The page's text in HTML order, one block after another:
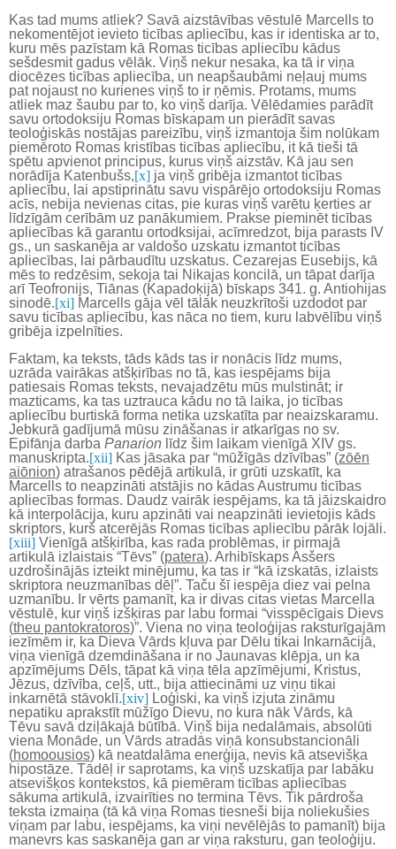
Kas tad mums atliek? Savā aizstāvības vēstulē Marcells to
nekomentējot ievieto ticības apliecību, kas ir identiska ar to,
kuru mēs pazīstam kā Romas ticības apliecību kādus
sešdesmit gadus vēlāk. Viņš nekur nesaka, ka tā ir viņa
diocēzes ticības apliecība, un neapšaubāmi neļauj mums
pat nojaust no kurienes viņš to ir ņēmis. Protams, mums
atliek maz šaubu par to, ko viņš darīja. Vēlēdamies parādīt
savu ortodoksiju Romas bīskapam un pierādīt savas
teoloģiskās nostājas pareizību, viņš izmantoja šim nolūkam
piemēroto Romas kristības ticības apliecību, it kā tieši tā
spētu apvienot principus, kurus viņš aizstāv. Kā jau sen
norādīja Katenbušs,[x] ja viņš gribēja izmantot ticības
apliecību, lai apstiprinātu savu vispārējo ortodoksiju Romas
acīs, nebija nevienas citas, pie kuras viņš varētu ķerties ar
līdzīgām cerībām uz panākumiem. Prakse pieminēt ticības
apliecības kā garantu ortodksijai, acīmredzot, bija parasts IV
gs., un saskanēja ar valdošo uzskatu izmantot ticības
apliecības, lai pārbaudītu uzskatus. Cezarejas Eusebijs, kā
mēs to redzēsim, sekoja tai Nikajas koncilā, un tāpat darīja
arī Teofronijs, Tiānas (Kapadoķijā) bīskaps 341. g. Antiohijas
sinodē.[xi] Marcells gāja vēl tālāk neuzkrītoši uzdodot par
savu ticības apliecību, kas nāca no tiem, kuru labvēlību viņš
gribēja izpelnīties.
Faktam, ka teksts, tāds kāds tas ir nonācis līdz mums,
uzrāda vairākas atšķirības no tā, kas iespējams bija
patiesais Romas teksts, nevajadzētu mūs mulstināt; ir
mazticams, ka tas uztrauca kādu no tā laika, jo ticības
apliecību burtiskā forma netika uzskatīta par neaizskaramu.
Jebkurā gadījumā mūsu zināšanas ir atkarīgas no sv.
Epifānja darba Panarion līdz šim laikam vienīgā XIV gs.
manuskripta.[xii] Kas jāsaka par “mūžīgās dzīvības” (zōēn
aiōnion) atrašanos pēdējā artikulā, ir grūti uzskatīt, ka
Marcells to neapzināti atstājis no kādas Austrumu ticības
apliecības formas. Daudz vairāk iespējams, ka tā jāizskaidro
kā interpolācija, kuru apzināti vai neapzināti ievietojis kāds
skriptors, kurš atcerējās Romas ticības apliecību pārāk lojāli.
[xiii] Vienīgā atšķirība, kas rada problēmas, ir pirmajā
artikulā izlaistais “Tēvs” (patera). Arhibīskaps Asšers
uzdrošinājās izteikt minējumu, ka tas ir “kā izskatās, izlaists
skriptora neuzmanības dēļ”. Taču šī iespēja diez vai pelna
uzmanību. Ir vērts pamanīt, ka ir divas citas vietas Marcella
vēstulē, kur viņš izšķiras par labu formai “visspēcīgais Dievs
(theu pantokratoros)”. Viena no viņa teoloģijas raksturīgajām
iezīmēm ir, ka Dieva Vārds kļuva par Dēlu tikai Inkarnācijā,
viņa vienīgā dzemdināšana ir no Jaunavas klēpja, un ka
apzīmējums Dēls, tāpat kā viņa tēla apzīmējumi, Kristus,
Jēzus, dzīvība, ceļš, utt., bija attiecināmi uz viņu tikai
inkarnētā stāvoklī.[xiv] Loģiski, ka viņš izjuta zināmu
nepatiku aprakstīt mūžīgo Dievu, no kura nāk Vārds, kā
Tēvu savā dziļākajā būtībā. Viņš bija nedalāmais, absolūti
viena Monāde, un Vārds atradās viņā konsubstancionāli
(homoousios) kā neatdalāma enerģija, nevis kā atsevišķa
hipostāze. Tādēļ ir saprotams, ka viņš uzskatīja par labāku
atsevišķos kontekstos, kā piemēram ticības apliecības
sākuma artikulā, izvairīties no termina Tēvs. Tik pārdroša
teksta izmaiņa (tā kā viņa Romas tiesneši bija noliekušies
viņam par labu, iespējams, ka viņi nevēlējās to pamanīt) bija
manevrs kas saskanēja gan ar viņa raksturu, gan teoloģiju.